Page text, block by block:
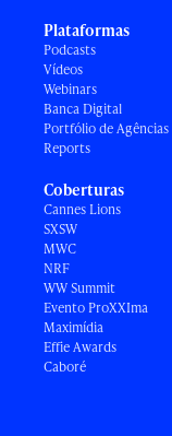
Plataformas
Podcasts
Vídeos
Webinars
Banca Digital
Portfólio de Agências
Reports
Coberturas
Cannes Lions
SXSW
MWC
NRF
WW Summit
Evento ProXXIma
Maximídia
Effie Awards
Caboré